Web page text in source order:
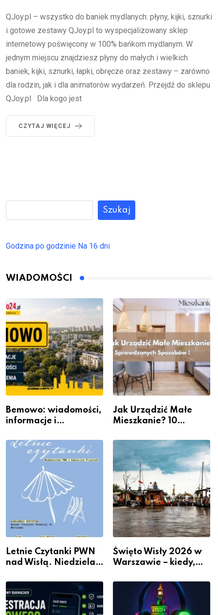
QJoy.pl – wszystko do baniek mydlanych: płyny, kijki, sznurki
i gotowe zestawy QJoy.pl to wyspecjalizowany sklep
internetowy poświęcony w 100% bańkom mydlanym. W
jednym miejscu znajdziesz płyny do małych i wielkich
baniek, kijki, sznurki, łapki, obręcze oraz zestawy – zarówno
dla rodzin, jak i dla animatorów wydarzeń. Przejdź do sklepu
QJoy.pl Dla kogo jest
CZYTAJ WIĘCEJ
Szukaj
Godzina po godzinie Na 16 dni
WIADOMOŚCI
Bemowo: wiadomości,
informacje i
Jak Urządzić Małe
Mieszkanie? 10
Przestrzeni Bez
Kosztownego Remontu
Letnie Czytanki PWN
nad Wisłą. Niedziela z
dla siebie
Święto Wisły 2026 w
Warszawie – kiedy,
działo 2 sierpnia